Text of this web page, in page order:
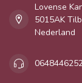
Lovense
5015AK
Nederland